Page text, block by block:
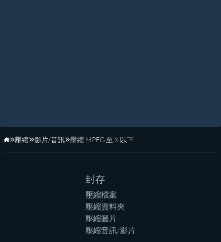
首頁
壓縮 影片/音訊 壓縮 MPEG 至 X 以下
封存
壓縮檔案
壓縮資料夾
壓縮圖片
壓縮音訊/影片